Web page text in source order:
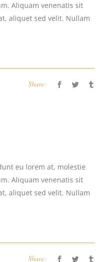
Aliquam venenatis sit
aliquet sed velit. Nullam
Share:
eu lorem at, molestie
Aliquam venenatis sit
aliquet sed velit. Nullam
Share: